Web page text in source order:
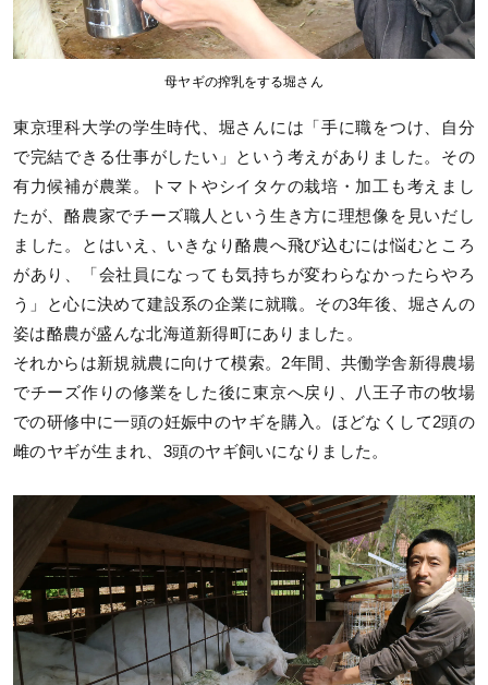
母ヤギの搾乳をする堀さん
東京理科大学の学生時代、堀さんには「手に職をつけ、自分
で完結できる仕事がしたい」という考えがありました。その
有力候補が農業。トマトやシイタケの栽培・加工も考えまし
たが、酪農家でチーズ職人という生き方に理想像を見いだし
ました。とはいえ、いきなり酪農へ飛び込むには悩むところ
があり、「会社員になっても気持ちが変わらなかったらやろ
う」と心に決めて建設系の企業に就職。その3年後、堀さんの
姿は酪農が盛んな北海道新得町にありました。
それからは新規就農に向けて模索。2年間、共働学舎新得農場
でチーズ作りの修業をした後に東京へ戻り、八王子市の牧場
での研修中に一頭の妊娠中のヤギを購入。ほどなくして2頭の
雌のヤギが生まれ、3頭のヤギ飼いになりました。